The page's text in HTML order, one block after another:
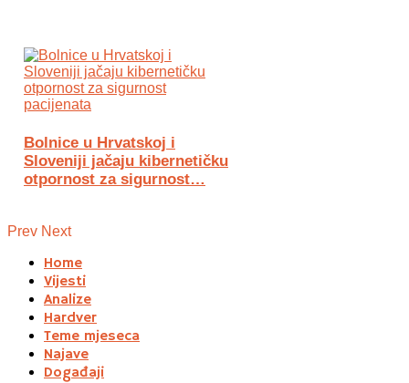
Bolnice u Hrvatskoj i
Sloveniji jačaju kibernetičku
otpornost za sigurnost…
Prev Next
Home
Vijesti
Analize
Hardver
Teme mjeseca
Najave
Događaji